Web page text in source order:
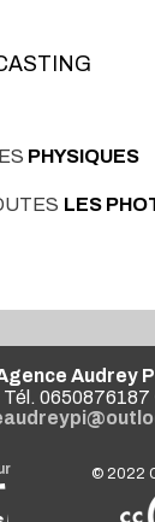
LES
PHYSIQUES
Audrey
Tél. 0650876187
© 2022